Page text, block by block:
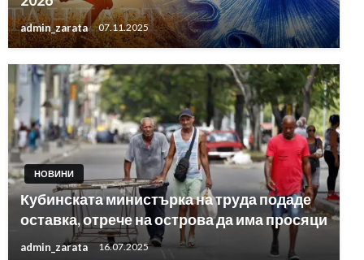
admin_zarata 07.11.2025
НОВИНИ
Кубинската министърка на труда подаде
оставка, отрече на острова да има просяци
admin_zarata 16.07.2025